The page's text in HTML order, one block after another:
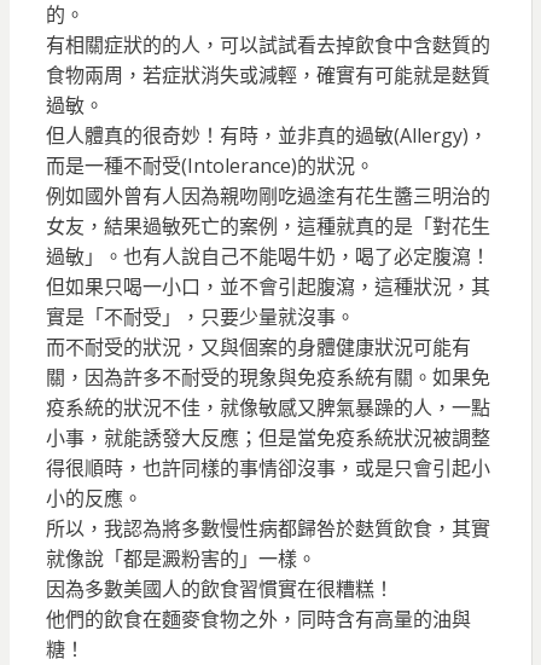
的。
有相關症狀的的人，可以試試看去掉飲食中含麩質的
食物兩周，若症狀消失或減輕，確實有可能就是麩質
過敏。
但人體真的很奇妙！有時，並非真的過敏(Allergy)，
而是一種不耐受(Intolerance)的狀況。
例如國外曾有人因為親吻剛吃過塗有花生醬三明治的
女友，結果過敏死亡的案例，這種就真的是「對花生
過敏」。也有人說自己不能喝牛奶，喝了必定腹瀉！
但如果只喝一小口，並不會引起腹瀉，這種狀況，其
實是「不耐受」，只要少量就沒事。
而不耐受的狀況，又與個案的身體健康狀況可能有
關，因為許多不耐受的現象與免疫系統有關 。如果免
疫系統的狀況不佳，就像敏感又脾氣暴躁的人，一點
小事，就能誘發大反應；但是當免疫系統狀況被調整
得很順時，也許同樣的事情卻沒事，或是只會引起小
小的反應。
所以，我認為將多數慢性病都歸咎於麩質飲食，其實
就像說「都是澱粉害的」一樣。
因為多數美國人的飲食習慣實在很糟糕！
他們的飲食在麵麥食物之外，同時含有高量的油與
糖！